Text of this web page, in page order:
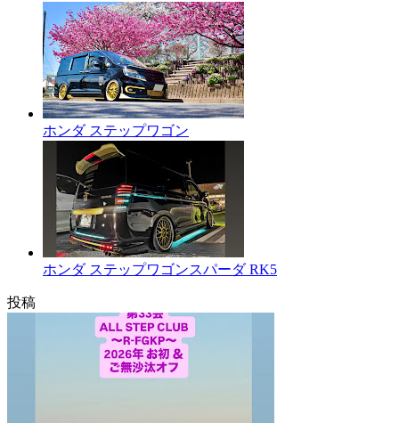
ホンダ ステップワゴン
ホンダ ステップワゴンスパーダ RK5
投稿